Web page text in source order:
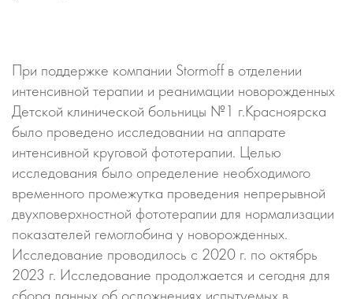
При поддержке компании Stormoff в отделении
интенсивной терапии и реанимации новорожденных
Детской клинической больницы №1 г.Красноярска
было проведено исследовании на аппарате
интенсивной круговой фототерапии. Целью
исследования было определение необходимого
временного промежутка проведения непрерывной
двухповерхностной фототерапии для нормализации
показателей гемоглобина у новорожденных.
Исследование проводилось с 2020 г. по октябрь
2023 г. Исследование продолжается и сегодня для